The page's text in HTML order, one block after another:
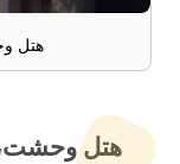
هتل
هتل